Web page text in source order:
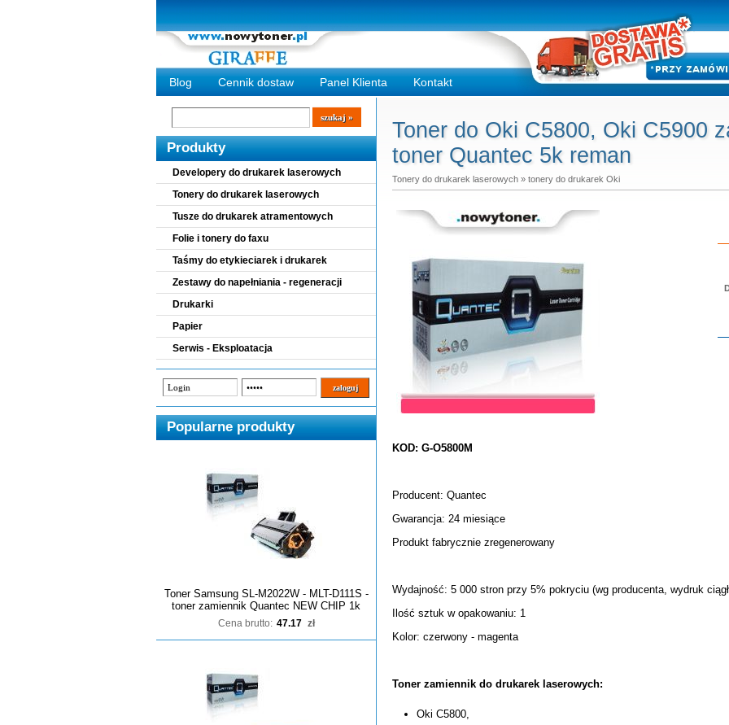
Blog Cennik dostaw Panel Klienta Kontakt
Wyszukiwarka
szukaj
Produkty
Developery do drukarek laserowych
Tonery do drukarek laserowych
Tusze do drukarek atramentowych
Folie i tonery do faxu
Taśmy do etykieciarek i drukarek
Zestawy do napełniania - regeneracji
Drukarki
Papier
Serwis - Eksploatacja
Popularne produkty
Toner Samsung SL-M2022W - MLT-D111S -
toner zamiennik Quantec NEW CHIP 1k
Cena brutto: 47.17 zł
Toner do Oki C5800, Oki C5900
toner Quantec 5k reman
Tonery do drukarek laserowych » tonery do drukarek Oki
KOD: G-O5800M
Producent: Quantec
Gwarancja: 24 miesiące
Produkt fabrycznie zregenerowany
Wydajność: 5 000 stron przy 5% pokryciu (wg producenta, wydruk
Ilość sztuk w opakowaniu: 1
Kolor: czerwony - magenta
Toner zamiennik do drukarek laserowych:
Oki C5800,